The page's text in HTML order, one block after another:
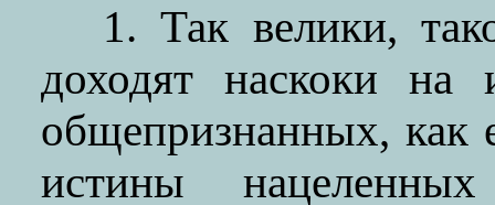
1. Так велики,
доходят наскоки
общепризнанных, как
истины